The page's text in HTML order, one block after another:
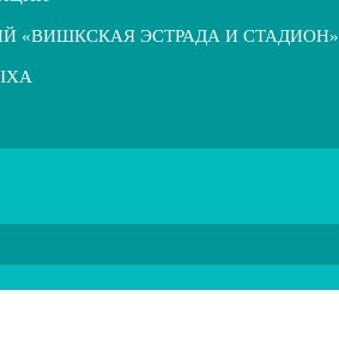
«ВИШКСКАЯ ЭСТРАДА И СТАДИОН»